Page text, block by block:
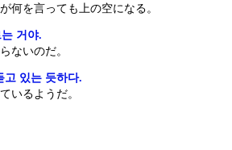
何を言っても上の空になる。
거야.
ないのだ。
고 있는 듯하다.
いるようだ。